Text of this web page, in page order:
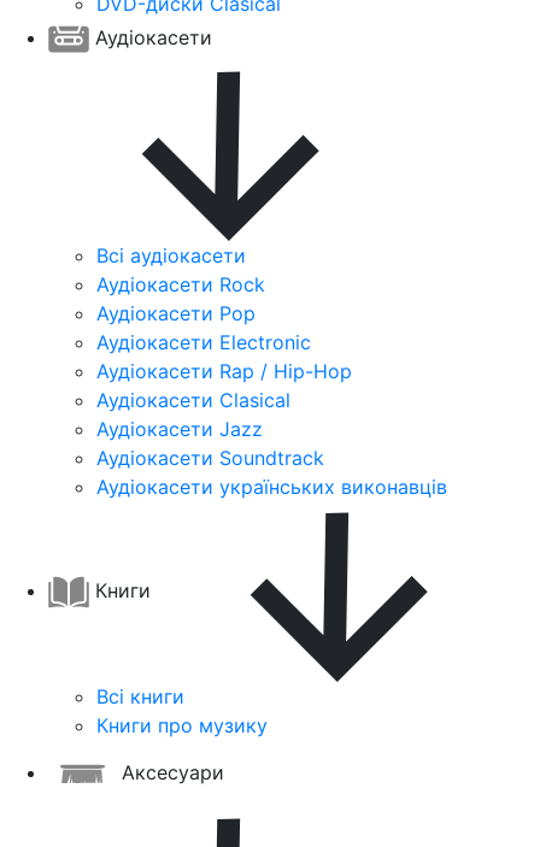
Аудіокасети
Всі аудіокасети
Аудіокасети Rock
Аудіокасети Pop
Аудіокасети Electronic
Аудіокасети Rap / Hip-Hop
Аудіокасети Clasical
Аудіокасети Jazz
Аудіокасети Soundtrack
Аудіокасети українських виконавців
Книги
Всі книги
Книги про музику
Аксесуари